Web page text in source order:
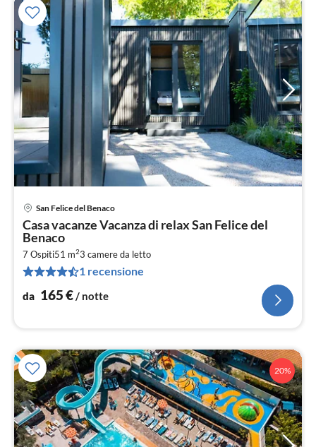
San Felice del Benaco
Casa vacanze Vacanza di relax San Felice del
Benaco
7 Ospiti51 m23 camere da letto
1 recensione
da 165€ / notte
20%